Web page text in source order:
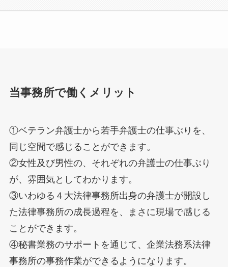
当事務所で働くメリット
①ベテラン弁護士から若手弁護士の仕事ぶりを、
同じ空間で感じることができます。
②女性及び男性の、それぞれの弁護士の仕事ぶり
が、雰囲気としてわかります。
③いわゆる４大法律事務所出身の弁護士が開設し
た法律事務所の成長過程を、まさに現場で感じる
ことができます。
④秘書業務のサポートを通じて、企業法務系法律
事務所の事務作業ができるようになります。